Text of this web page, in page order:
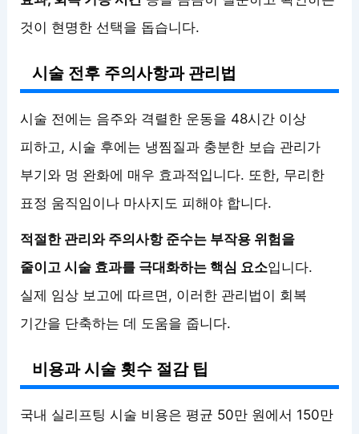
것이 현명한 선택을 돕습니다.
시술 전후 주의사항과 관리법
시술 전에는 음주와 격렬한 운동을 48시간 이상
피하고, 시술 후에는 냉찜질과 충분한 보습 관리가
부기와 멍 완화에 매우 효과적입니다. 또한, 무리한
표정 움직임이나 마사지도 피해야 합니다.
적절한 관리와 주의사항 준수는 부작용 위험을
줄이고 시술 효과를 극대화하는 핵심 요소입니다.
실제 임상 보고에 따르면, 이러한 관리법이 회복
기간을 단축하는 데 도움을 줍니다.
비용과 시술 횟수 절감 팁
국내 실리프팅 시술 비용은 평균 50만 원에서 150만